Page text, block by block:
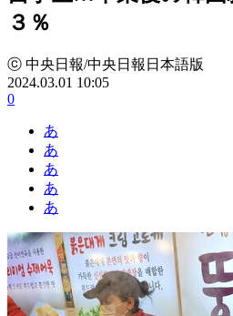
３％
ⓒ 中央日報/中央日報日本語版
2024.03.01 10:05
0
あ
あ
あ
あ
あ